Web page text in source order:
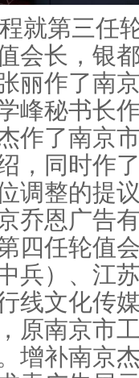
就第三任
会长，银
丽作了南
峰秘书长
作了南京
，同时作
调整的提
乔恩广告
四任轮值
兵）、江
线文化传
原南京市
增补南京